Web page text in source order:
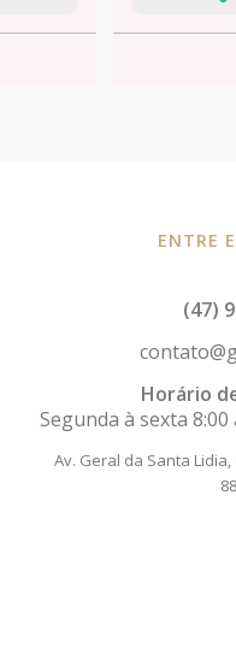
ENTRE
(47)
Horário
Segunda à sexta 8:00
Av. Geral da Santa Lidia,